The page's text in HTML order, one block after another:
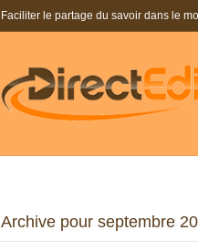
Faciliter le partage du savoir dans le
Archive pour septembre